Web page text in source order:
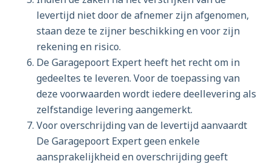
levertijd niet door de afnemer zijn afgenomen,
staan deze te zijner beschikking en voor zijn
rekening en risico.
De Garagepoort Expert heeft het recht om in
gedeeltes te leveren. Voor de toepassing van
deze voorwaarden wordt iedere deellevering als
zelfstandige levering aangemerkt.
Voor overschrijding van de levertijd aanvaardt
De Garagepoort Expert geen enkele
aansprakelijkheid en overschrijding geeft